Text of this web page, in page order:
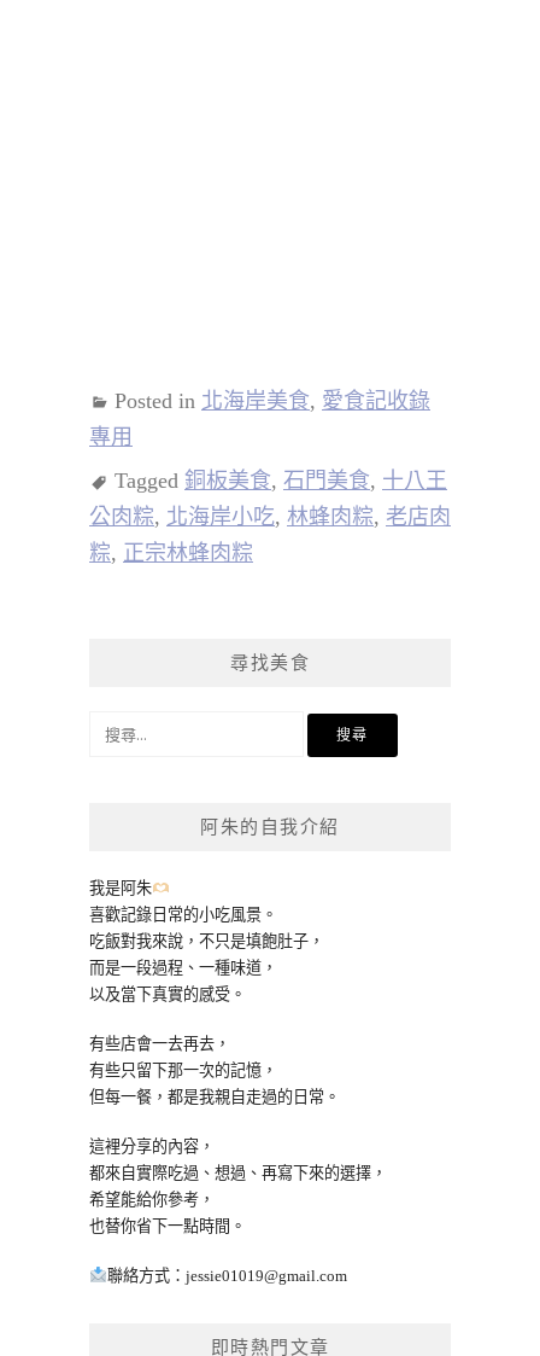
Posted in 北海岸美食, 愛食記收錄
專用
Tagged 銅板美食, 石門美食, 十八王
公肉粽, 北海岸小吃, 林蜂肉粽, 老店肉
粽, 正宗林蜂肉粽
尋找美食
阿朱的自我介紹
我是阿朱
喜歡記錄日常的小吃風景。
吃飯對我來說，不只是填飽肚子，
而是一段過程、一種味道，
以及當下真實的感受。
有些店會一去再去，
有些只留下那一次的記憶，
但每一餐，都是我親自走過的日常。
這裡分享的內容，
都來自實際吃過、想過、再寫下來的選擇，
希望能給你參考，
也替你省下一點時間。
聯絡方式： jessie01019@gmail.com
即時熱門文章